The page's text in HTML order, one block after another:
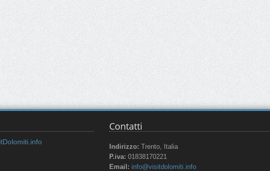
Contatti
Indirizzo: Trento, Italia
P.iva: 01838170221
Email: info@visitdolomiti.info